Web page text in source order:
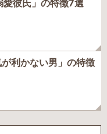
愛彼氏」の特徴7選
利かない男」の特徴